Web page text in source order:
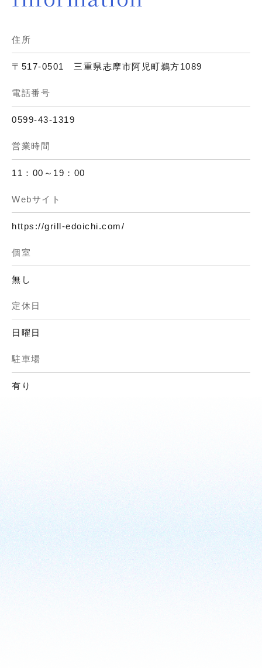
住所
〒517-0501 三重県志摩市阿児町鵜方1089
電話番号
0599-43-1319
営業時間
11：00～19：00
Webサイト
https://grill-edoichi.com/
個室
無し
定休日
日曜日
駐車場
有り